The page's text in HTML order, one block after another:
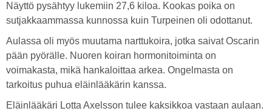
Näyttö pysähtyy lukemiin 27,6 kiloa. Kookas poika on
sutjakkaammassa kunnossa kuin Turpeinen oli odottanut.
Aulassa oli myös muutama narttukoira, jotka saivat Oscarin
pään pyörälle. Nuoren koiran hormonitoiminta on
voimakasta, mikä hankaloittaa arkea. Ongelmasta on
tarkoitus puhua eläinlääkärin kanssa.
Eläinlääkäri Lotta Axelsson tulee kaksikkoa vastaan aulaan.